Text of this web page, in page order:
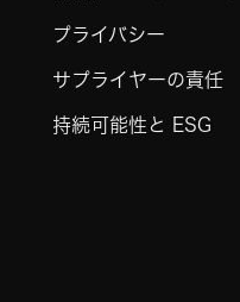
プライバシー
サプライヤーの責任
持続可能性と ESG